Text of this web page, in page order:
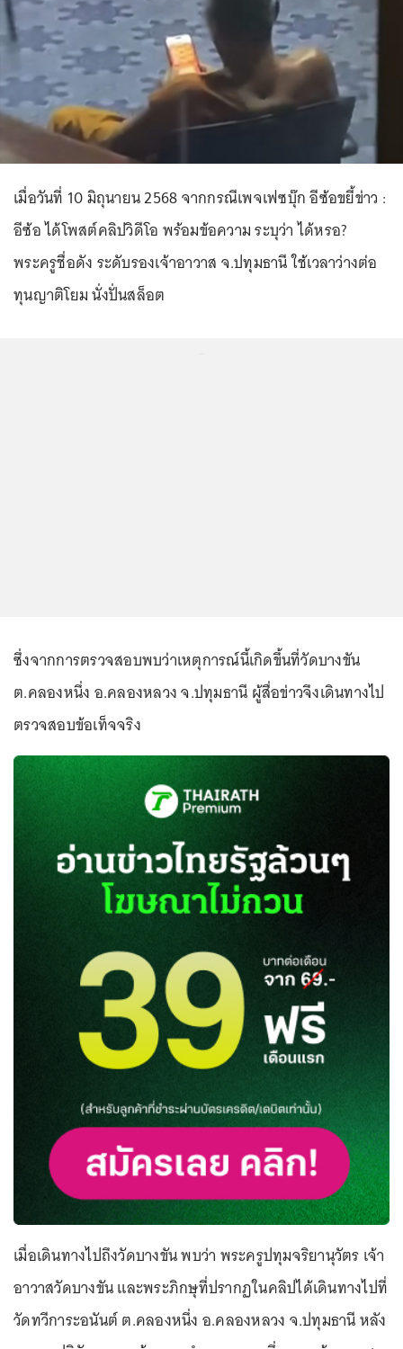
เมื่อวันที่ 10 มิถุนายน 2568 จากกรณีเพจเฟซบุ๊ก อีซ้อขยี้ข่าว :
อีซ้อ ได้โพสต์คลิปวิดีโอ พร้อมข้อความ ระบุว่า ได้หรอ?
พระครูชื่อดัง ระดับรองเจ้าอาวาส จ.ปทุมธานี ใช้เวลาว่างต่อ
ทุนญาติโยม นั่งปั่นสล็อต
ซึ่งจากการตรวจสอบพบว่าเหตุการณ์นี้เกิดขึ้นที่วัดบางขัน
ต.คลองหนึ่ง อ.คลองหลวง จ.ปทุมธานี ผู้สื่อข่าวจึงเดินทางไป
ตรวจสอบข้อเท็จจริง
เมื่อเดินทางไปถึงวัดบางขัน พบว่า พระครูปทุมจริยานุวัตร เจ้า
อาวาสวัดบางขัน และพระภิกษุที่ปรากฏในคลิปได้เดินทางไปที่
วัดทวีการะอนันต์ ต.คลองหนึ่ง อ.คลองหลวง จ.ปทุมธานี หลัง